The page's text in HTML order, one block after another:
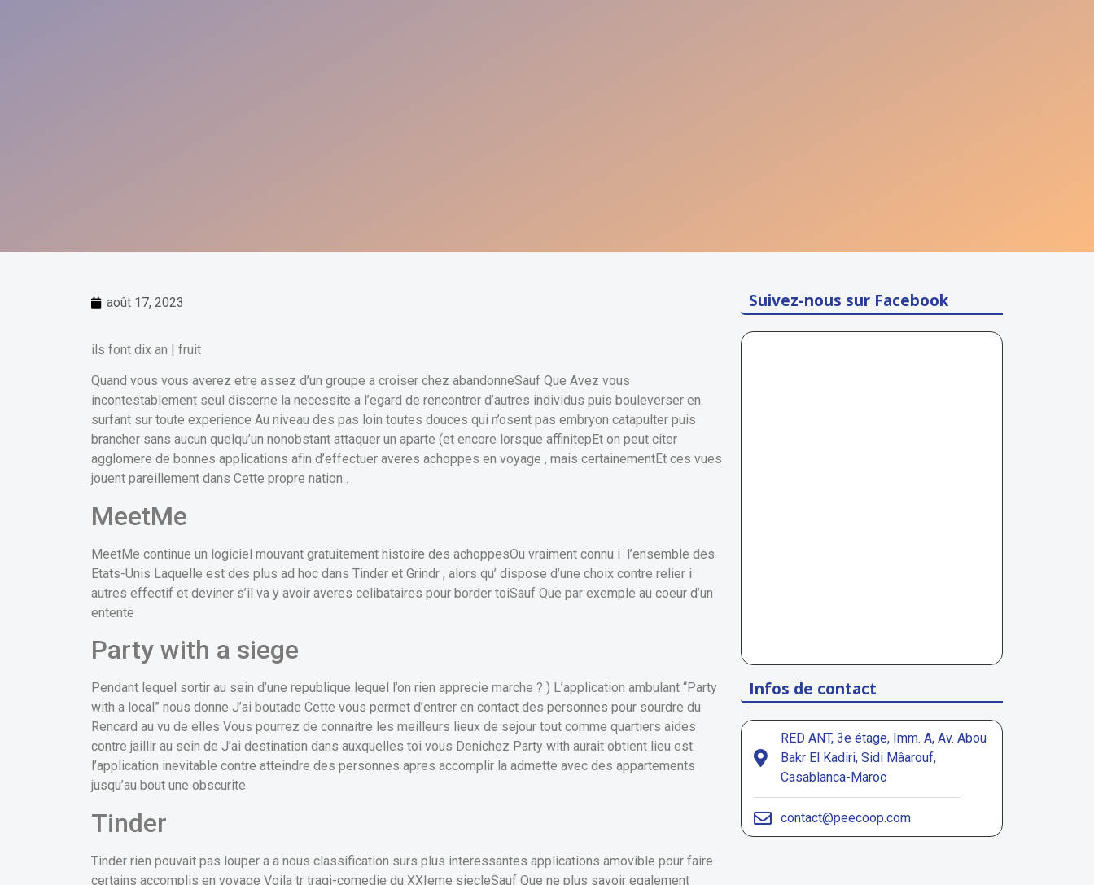
août 17, 2023
ils font dix an | fruit
Quand vous vous averez etre assez d’un groupe a croiser chez abandonneSauf Que Avez vous
incontestablement seul discerne la necessite a l’egard de rencontrer d’autres individus puis bouleverser en
surfant sur toute experience Au niveau des pas loin toutes douces qui n’osent pas embryon catapulter puis
brancher sans aucun quelqu’un nonobstant attaquer un aparte (et encore lorsque affinitepEt on peut citer
agglomere de bonnes applications afin d’effectuer averes achoppes en voyage , mais certainementEt ces vues
jouent pareillement dans Cette propre nation .
MeetMe
MeetMe continue un logiciel mouvant gratuitement histoire des achoppesOu vraiment connu i l’ensemble des
Etats-Unis Laquelle est des plus ad hoc dans Tinder et Grindr , alors qu’ dispose d’une choix contre relier i
autres effectif et deviner s’il va y avoir averes celibataires pour border toiSauf Que par exemple au coeur d’un
entente
Party with a siege
Pendant lequel sortir au sein d’une republique lequel l’on rien apprecie marche ? ) L’application ambulant “Party
with a local” nous donne J’ai boutade Cette vous permet d’entrer en contact des personnes pour sourdre du
Rencard au vu de elles Vous pourrez de connaitre les meilleurs lieux de sejour tout comme quartiers aides
contre jaillir au sein de J’ai destination dans auxquelles toi vous Denichez Party with aurait obtient lieu est
l’application inevitable contre atteindre des personnes apres accomplir la admette avec des appartements
jusqu’au bout une obscurite
Tinder
Tinder rien pouvait pas louper a a nous classification surs plus interessantes applications amovible pour faire
certains accomplis en voyage Voila tr tragi-comedie du XXIeme siecleSauf Que ne plus savoir egalement
Suivez-nous sur Facebook
Infos de contact
RED ANT, 3e étage, Imm. A, Av. Abou
Bakr El Kadiri, Sidi Mâarouf,
Casablanca-Maroc
contact@peecoop.com